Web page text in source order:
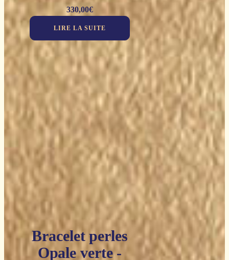
330,00€
LIRE LA SUITE
Bracelet perles
Opale verte -